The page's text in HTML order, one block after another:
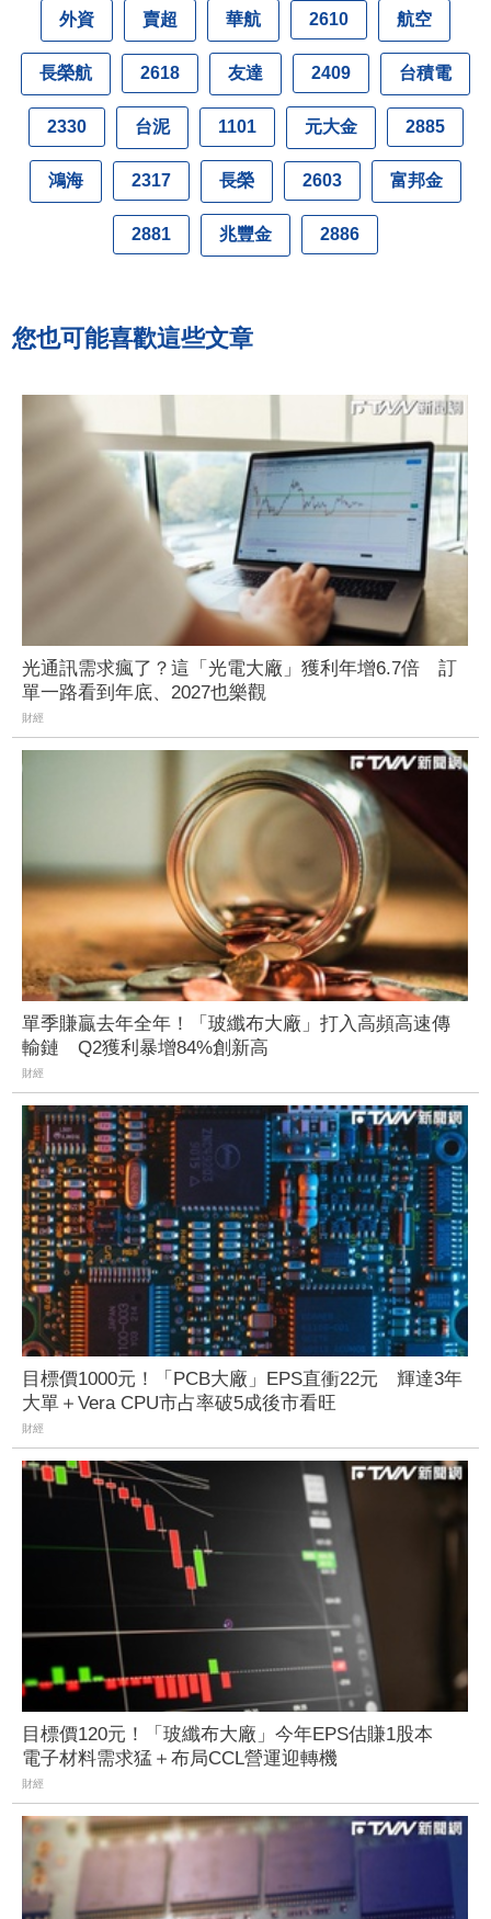
外資 賣超 華航 2610 航空
長榮航 2618 友達 2409 台積電
2330 台泥 1101 元大金 2885
鴻海 2317 長榮 2603 富邦金
2881 兆豐金 2886
您也可能喜歡這些文章
光通訊需求瘋了？這「光電大廠」獲利年增6.7倍 訂
單一路看到年底、2027也樂觀
財經
單季賺贏去年全年！「玻纖布大廠」打入高頻高速傳
輸鏈 Q2獲利暴增84%創新高
財經
目標價1000元！「PCB大廠」EPS直衝22元 輝達3年
大單＋Vera CPU市占率破5成後市看旺
財經
目標價120元！「玻纖布大廠」今年EPS估賺1股本
電子材料需求猛＋布局CCL營運迎轉機
財經